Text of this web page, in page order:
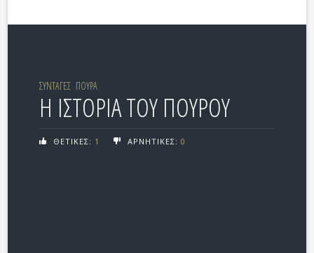
ΣΥΝΤΑΓΕΣ ΠΟΥΡΑ
Η ΙΣΤΟΡΙΑ ΤΟΥ ΠΟΥΡΟΥ
ΘΕΤΙΚΕΣ: 1 ΑΡΝΗΤΙΚΕΣ: 0